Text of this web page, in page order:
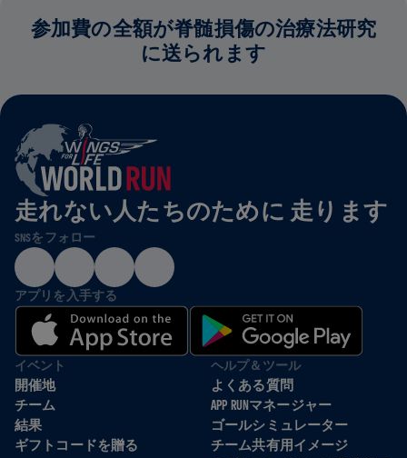
参加費の全額が脊髄損傷の治療法研究
に送られます
走れない人たちのために 走ります
SNSをフォロー
アプリを入手する
イベント
開催地
チーム
結果
ギフトコードを贈る
ヘルプ＆ツール
よくある質問
APP RUNマネージャー
ゴールシミュレーター
チーム共有用イメージ